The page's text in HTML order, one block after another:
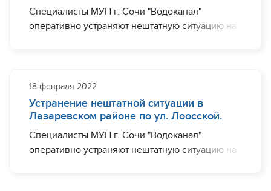
Завершить необходимый комплекс работ
планируется до 06:00.
Специалисты МУП г. Сочи "Водоканал"
оперативно устраняют нештатную ситуацию на
по пр. Курортный, ул. Театральная, ул.
Орджоникидзе, ул. Советская, ул. Воровского,
ул. Роз.
Завершить необходимый комплекс работ
планируется до 02:00.
Устранение нештатной ситуации в
Лазаревском районе по ул. Лоосской.
18 февраля 2022
Специалисты МУП г. Сочи "Водоканал"
оперативно устраняют нештатную ситуацию на